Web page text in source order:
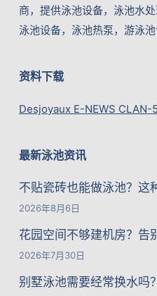
商，提供泳池设备，泳池水
泳池设备，泳池热泵，游泳
资料下载
Desjoyaux E-NEWS CLAN-
最新泳池资讯
不贴瓷砖也能做泳池？这
2026年8月6日
花园空间不够建机房？告
2026年7月30日
别墅泳池需要经常换水吗